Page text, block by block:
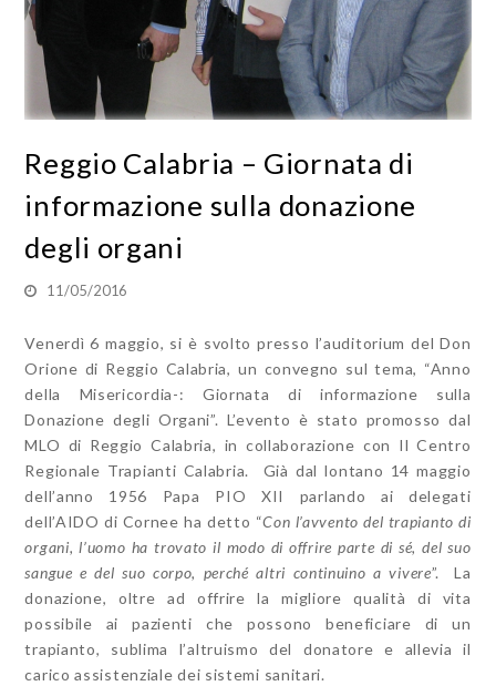
Reggio Calabria – Giornata di
informazione sulla donazione
degli organi
11/05/2016
Venerdì 6 maggio, si è svolto presso l’auditorium del Don
Orione di Reggio Calabria, un convegno sul tema, “Anno
della Misericordia-: Giornata di informazione sulla
Donazione degli Organi”. L’evento è stato promosso dal
MLO di Reggio Calabria, in collaborazione con Il Centro
Regionale Trapianti Calabria. Già dal lontano 14 maggio
dell’anno 1956 Papa PIO XII parlando ai delegati
dell’AIDO di Cornee ha detto “Con l’avvento del trapianto di
organi, l’uomo ha trovato il modo di offrire parte di sé, del suo
sangue e del suo corpo, perché altri continuino a vivere”. La
donazione, oltre ad offrire la migliore qualità di vita
possibile ai pazienti che possono beneficiare di un
trapianto, sublima l’altruismo del donatore e allevia il
carico assistenziale dei sistemi sanitari.